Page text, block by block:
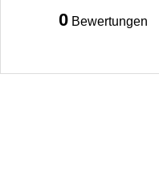
0 Bewertungen